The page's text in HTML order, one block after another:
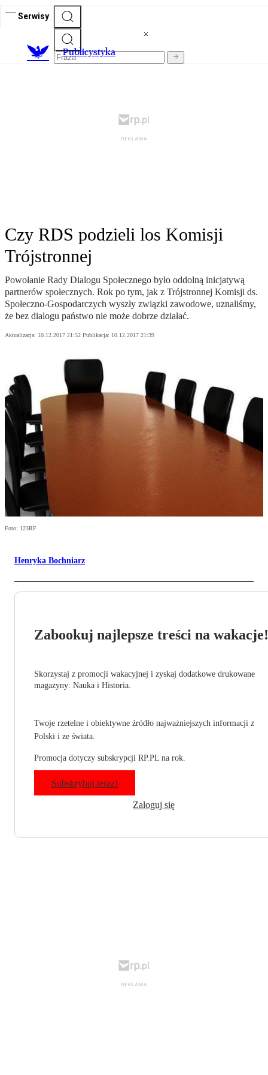
Serwisy
Publicystyka
Czy RDS podzieli los Komisji
Trójstronnej
Powołanie Rady Dialogu Społecznego było oddolną inicjatywą
partnerów społecznych. Rok po tym, jak z Trójstronnej Komisji ds.
Społeczno-Gospodarczych wyszły związki zawodowe, uznaliśmy,
że bez dialogu państwo nie może dobrze działać.
Aktualizacja: 10.12.2017 21:52 Publikacja: 10.12.2017 21:39
Foto: 123RF
Henryka Bochniarz
Zabookuj najlepsze treści na wakacje!
Skorzystaj z promocji wakacyjnej i zyskaj dodatkowe drukowane
magazyny: Nauka i Historia.
Twoje rzetelne i obiektywne źródło najważniejszych informacji z
Polski i ze świata.
Promocja dotyczy subskrypcji RP.PL na rok.
Subskrybuj teraz!
Zaloguj się